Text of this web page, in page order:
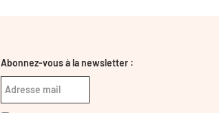
Abonnez-vous à la newsletter :